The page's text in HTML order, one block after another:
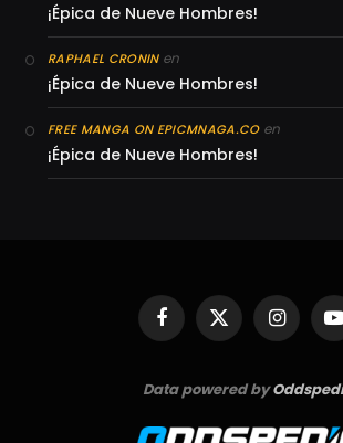
¡Épica de Nueve Hombres!
RAPHAEL CRONINen
¡Épica de Nueve Hombres!
FREE MANGA ON EPICMNAGA.COen
¡Épica de Nueve Hombres!
Facebook
X
(Twitter)
Instagram
Data powered by